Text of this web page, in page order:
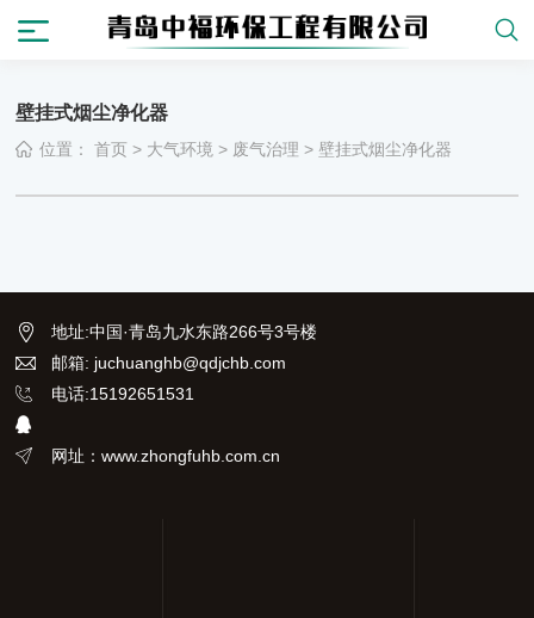
壁挂式烟尘净化器
位置：首页 > 大气环境> 废气治理 >壁挂式烟尘净化器
地址:中国·青岛九水东路266号3号楼
邮箱: juchuanghb@qdjchb.com
电话:15192651531
网址：www.zhongfuhb.com.cn